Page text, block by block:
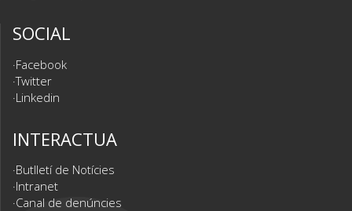
SOCIAL
Facebook
Twitter
Linkedin
INTERACTUA
Butlletí de Notícies
Intranet
Canal de denúncies